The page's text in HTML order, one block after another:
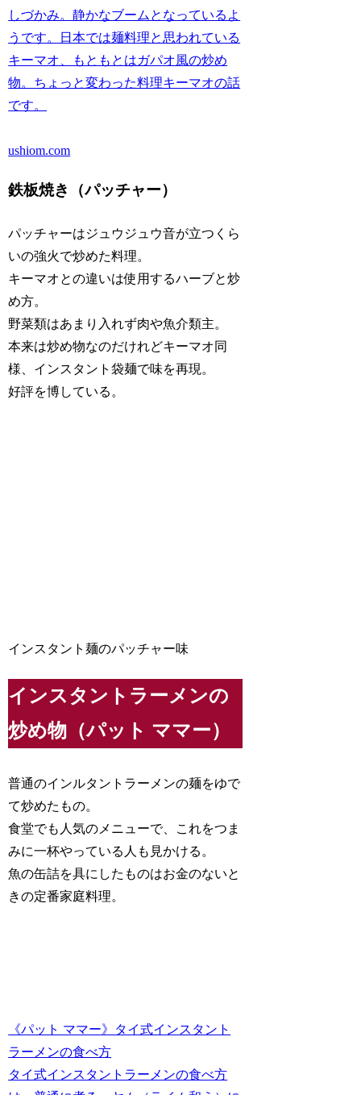
しづかみ。静かなブームとなっているよ
うです。日本では麺料理と思われている
キーマオ、もともとはガパオ風の炒め
物。ちょっと変わった料理キーマオの話
です。
ushiom.com
鉄板焼き（パッチャー）
パッチャーはジュウジュウ音が立つくら
いの強火で炒めた料理。
キーマオとの違いは使用するハーブと炒
め方。
野菜類はあまり入れず肉や魚介類主。
本来は炒め物なのだけれどキーマオ同
様、インスタント袋麺で味を再現。
好評を博している。
インスタント麺のパッチャー味
インスタントラーメンの
炒め物（パット ママー）
普通のインルタントラーメンの麺をゆで
て炒めたもの。
食堂でも人気のメニューで、これをつま
みに一杯やっている人も見かける。
魚の缶詰を具にしたものはお金のないと
きの定番家庭料理。
《パット ママー》タイ式インスタント
ラーメンの食べ方
タイ式インスタントラーメンの食べ方